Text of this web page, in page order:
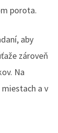
porota.
aby
zároveň
Na
a v